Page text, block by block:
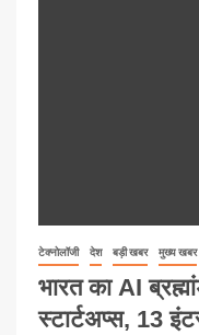
टेक्नोलॉजी देश बड़ी खबर मुख्य खबर
भारत का AI
स्टार्टअप्स, 13